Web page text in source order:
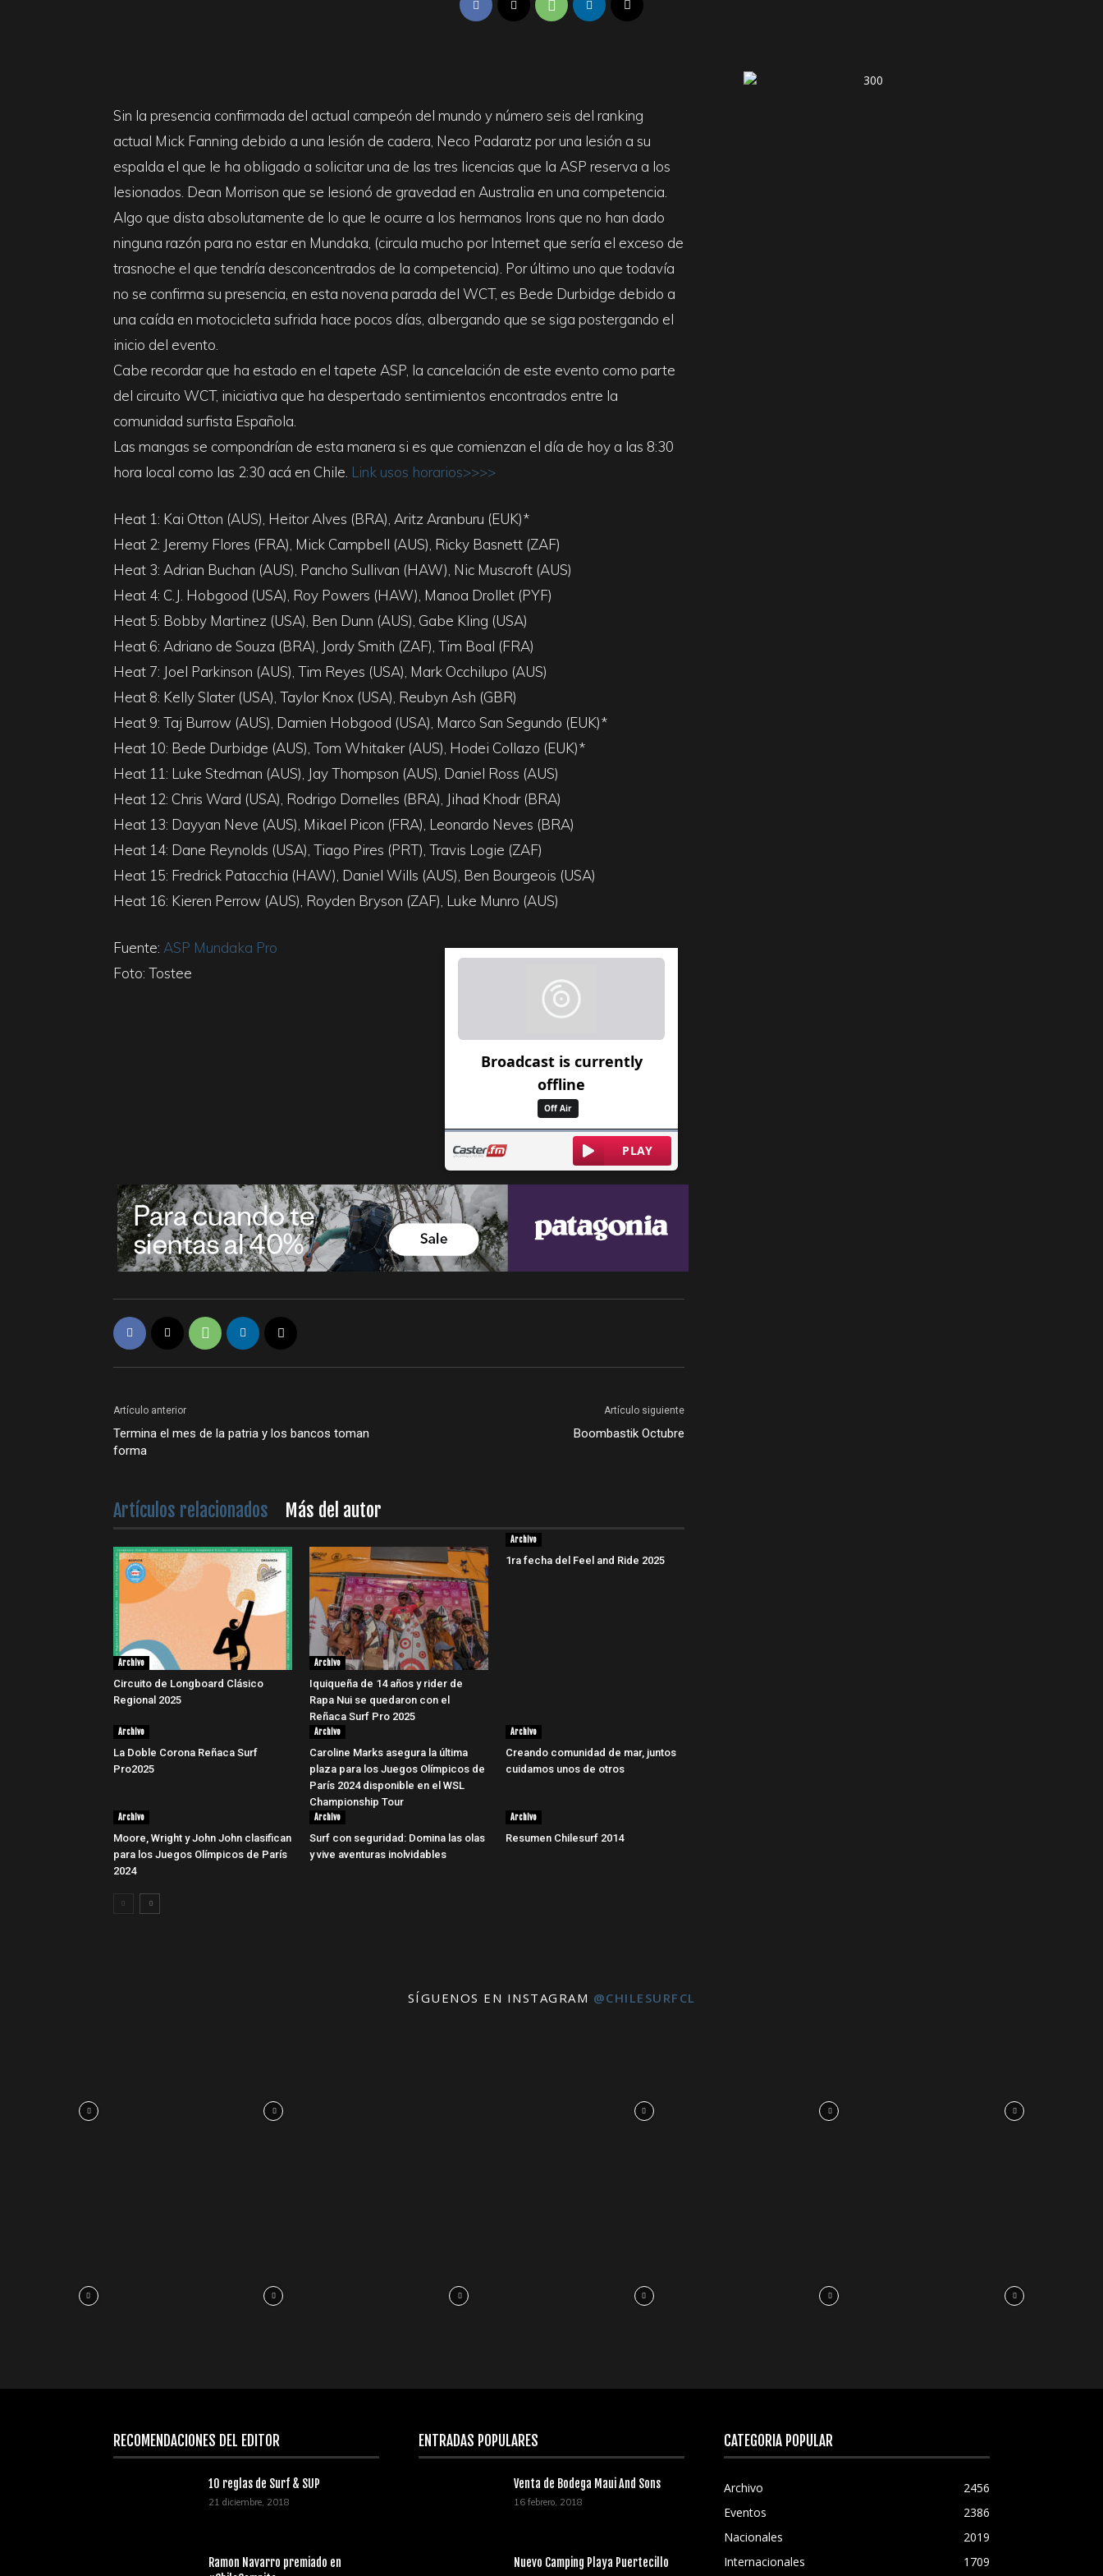
Report
Sin la presencia confirmada del actual campeón del mundo y número seis del ranking
actual Mick Fanning debido a una lesión de cadera, Neco Padaratz por una lesión a su
espalda el que le ha obligado a solicitar una de las tres licencias que la ASP reserva a los
lesionados. Dean Morrison que se lesionó de gravedad en Australia en una competencia.
Algo que dista absolutamente de lo que le ocurre a los hermanos Irons que no han dado
ninguna razón para no estar en Mundaka, (circula mucho por Internet que sería el exceso de
trasnoche el que tendría desconcentrados de la competencia). Por último uno que todavía
no se confirma su presencia, en esta novena parada del WCT, es Bede Durbidge debido a
una caída en motocicleta sufrida hace pocos días, albergando que se siga postergando el
inicio del evento.
Cabe recordar que ha estado en el tapete ASP, la cancelación de este evento como parte
del circuito WCT, iniciativa que ha despertado sentimientos encontrados entre la
comunidad surfista Española.
Las mangas se compondrían de esta manera si es que comienzan el día de hoy a las 8:30
hora local como las 2:30 acá en Chile. Link usos horarios>>>>
Heat 1: Kai Otton (AUS), Heitor Alves (BRA), Aritz Aranburu (EUK)*
Heat 2: Jeremy Flores (FRA), Mick Campbell (AUS), Ricky Basnett (ZAF)
Heat 3: Adrian Buchan (AUS), Pancho Sullivan (HAW), Nic Muscroft (AUS)
Heat 4: C.J. Hobgood (USA), Roy Powers (HAW), Manoa Drollet (PYF)
Heat 5: Bobby Martinez (USA), Ben Dunn (AUS), Gabe Kling (USA)
Heat 6: Adriano de Souza (BRA), Jordy Smith (ZAF), Tim Boal (FRA)
Heat 7: Joel Parkinson (AUS), Tim Reyes (USA), Mark Occhilupo (AUS)
Heat 8: Kelly Slater (USA), Taylor Knox (USA), Reubyn Ash (GBR)
Heat 9: Taj Burrow (AUS), Damien Hobgood (USA), Marco San Segundo (EUK)*
Heat 10: Bede Durbidge (AUS), Tom Whitaker (AUS), Hodei Collazo (EUK)*
Heat 11: Luke Stedman (AUS), Jay Thompson (AUS), Daniel Ross (AUS)
Heat 12: Chris Ward (USA), Rodrigo Dornelles (BRA), Jihad Khodr (BRA)
Heat 13: Dayyan Neve (AUS), Mikael Picon (FRA), Leonardo Neves (BRA)
Heat 14: Dane Reynolds (USA), Tiago Pires (PRT), Travis Logie (ZAF)
Heat 15: Fredrick Patacchia (HAW), Daniel Wills (AUS), Ben Bourgeois (USA)
Heat 16: Kieren Perrow (AUS), Royden Bryson (ZAF), Luke Munro (AUS)
Fuente: ASP Mundaka Pro
Foto: Tostee
Artículo anterior
Termina el mes de la patria y los bancos toman
forma
Artículo siguiente
Boombastik Octubre
Artículos relacionados Más del autor
Archivo
Circuito de Longboard Clásico
Regional 2025
Archivo
Iquiqueña de 14 años y rider de
Rapa Nui se quedaron con el
Reñaca Surf Pro 2025
Archivo
1ra fecha del Feel and Ride 2025
Archivo
La Doble Corona Reñaca Surf
Pro2025
Archivo
Caroline Marks asegura la última
plaza para los Juegos Olímpicos de
París 2024 disponible en el WSL
Championship Tour
Archivo
Creando comunidad de mar, juntos
cuidamos unos de otros
Archivo
Moore, Wright y John John clasifican
para los Juegos Olímpicos de París
2024
Archivo
Surf con seguridad: Domina las olas
y vive aventuras inolvidables
Archivo
Resumen Chilesurf 2014
SÍGUENOS EN INSTAGRAM @CHILESURFCL
RECOMENDACIONES DEL EDITOR
10 reglas de Surf & SUP
21 diciembre, 2018
Ramon Navarro premiado en
ENTRADAS POPULARES
Venta de Bodega Maui And Sons
16 febrero, 2018
Nuevo Camping Playa Puertecillo
CATEGORÍA POPULAR
Archivo
2456
Eventos
2386
Nacionales
2019
Internacionales
1709